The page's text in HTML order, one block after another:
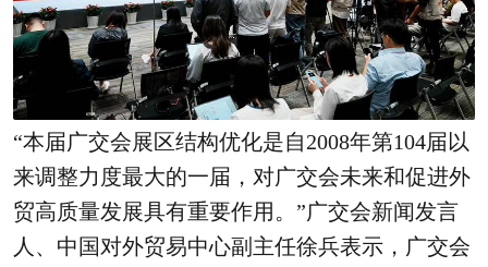
“本届广交会展区结构优化是自2008年第104届以
来调整力度最大的一届，对广交会未来和促进外
贸高质量发展具有重要作用。”广交会新闻发言
人、中国对外贸易中心副主任徐兵表示，广交会